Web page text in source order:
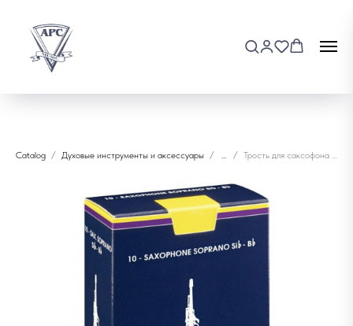
Catalog Духовые инструменты и аксессуары ... Трость для саксофона сопрано Vandoren SR201 1"